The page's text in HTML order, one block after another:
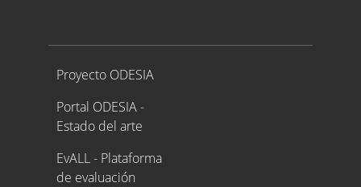
Proyecto ODESIA
Proyecto ODESIA
Portal ODESIA -
Estado del arte
EvALL - Plataforma
de evaluación